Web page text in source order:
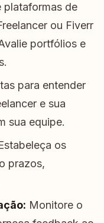
plataformas de
ou Fiverr
portfólios e
para entender
e sua
sua equipe.
os
prazos,
Monitore o